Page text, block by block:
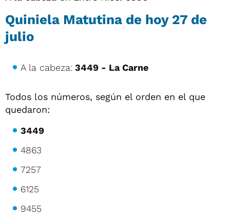
Quiniela Matutina de hoy 27 de
julio
A la cabeza: 3449 - La Carne
Todos los números, según el orden en el que
quedaron:
3449
4863
7257
6125
9455